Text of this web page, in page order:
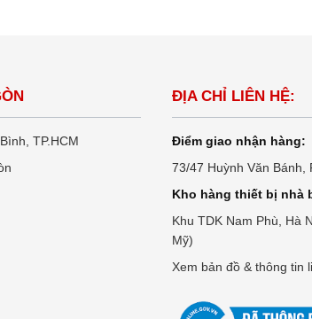
TP.HCM
ĐỊA CHỈ LIÊN HỆ:
Điểm giao nhận hàng:
73/47 Huỳnh Văn Bánh,
Kho hàng thiết bị nhà
Khu TDK Nam Phù, Hà
Mỹ)
Xem bản đồ & thông tin